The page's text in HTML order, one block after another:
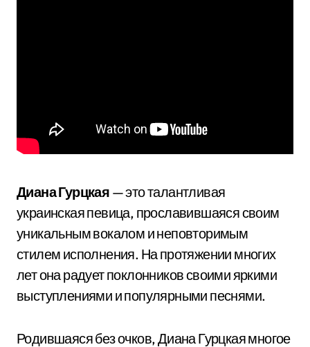
Диана Гурцкая — это талантливая
украинская певица, прославившаяся своим
уникальным вокалом и неповторимым
стилем исполнения. На протяжении многих
лет она радует поклонников своими яркими
выступлениями и популярными песнями.
Родившаяся без очков, Диана Гурцкая многое